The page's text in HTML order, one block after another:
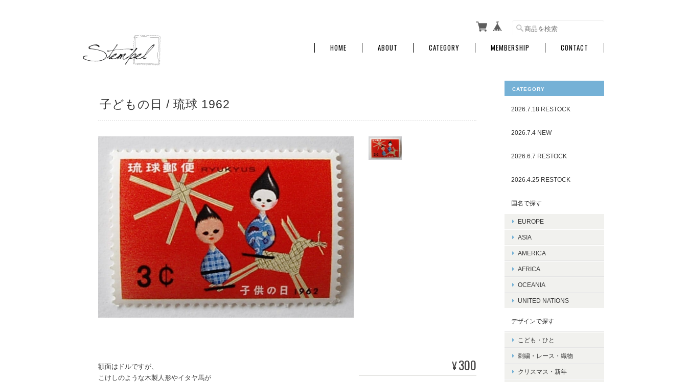
HOME ABOUT CATEGORY MEMBERSHIP CONTACT
子どもの日 / 琉球 1962
額面はドルですが、
こけしのような木製人形やイタヤ馬が
¥300
CATEGORY
2026.7.18 RESTOCK
2026.7.4 NEW
2026.6.7 RESTOCK
2026.4.25 RESTOCK
国名で探す
EUROPE
ASIA
AMERICA
AFRICA
OCEANIA
UNITED NATIONS
デザインで探す
こども・ひと
刺繍・レース・織物
クリスマス・新年